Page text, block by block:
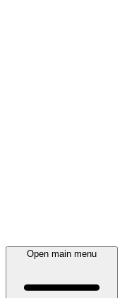
Open main menu